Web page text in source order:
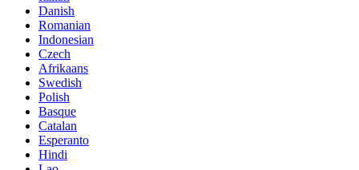
Danish
Romanian
Indonesian
Czech
Afrikaans
Swedish
Polish
Basque
Catalan
Esperanto
Hindi